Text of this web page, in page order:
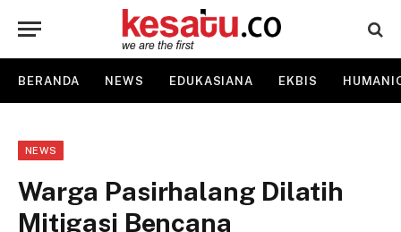
BERANDA NEWS EDUKASIANA EKBIS
NEWS
Warga Pasirhalang Dilatih
Mitigasi Bencana